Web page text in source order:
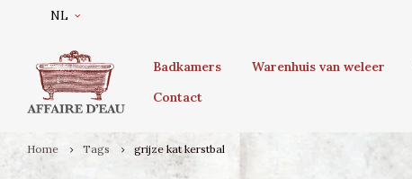
NL
Badkamers Warenhuis van weleer
Contact
Home Tags grijze kat kerstbal